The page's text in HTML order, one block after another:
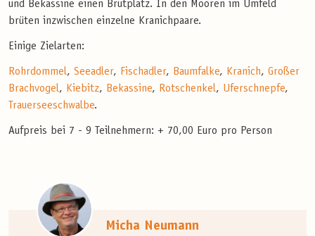
und Bekassine einen Brutplatz. In den Mooren im Umfeld
brüten inzwischen einzelne Kranichpaare.
Einige Zielarten:
Rohrdommel, Seeadler, Fischadler, Baumfalke, Kranich, Großer
Brachvogel, Kiebitz, Bekassine, Rotschenkel, Uferschnepfe,
Trauerseeschwalbe.
Aufpreis bei 7 - 9 Teilnehmern: + 70,00 Euro pro Person
Micha Neumann